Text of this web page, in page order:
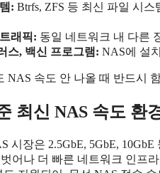
: Btrfs, ZFS 등 최신 파일 시
래픽: 동일 네트워크 내 다른
스, 백신 프로그램: NAS에 설
NAS 속도 안 나올 때 반드시
최신 NAS 속도 환
시장은 2.5GbE, 5GbE,
어나 더 빠른 네트워크 인프